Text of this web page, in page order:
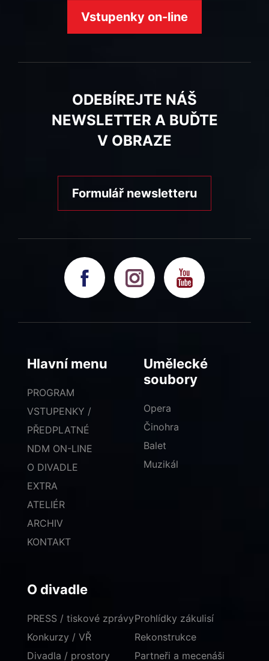
Vstupenky on-line
ODEBÍREJTE NÁŠ
NEWSLETTER A BUĎTE
V OBRAZE
Formulář newsletteru
Hlavní menu
PROGRAM
VSTUPENKY /
PŘEDPLATNÉ
NDM ON-LINE
O DIVADLE
EXTRA
ATELIÉR
ARCHIV
KONTAKT
Umělecké
soubory
Opera
Činohra
Balet
Muzikál
O divadle
PRESS / tiskové zprávy
Konkurzy / VŘ
Divadla / prostory
Prohlídky zákulisí
Rekonstrukce
Partneři a mecenáši